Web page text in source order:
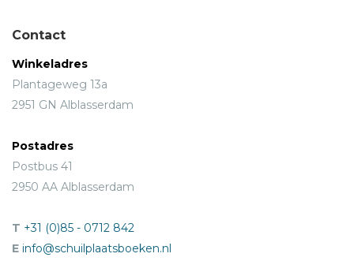
Contact
Winkeladres
Plantageweg 13a
2951 GN Alblasserdam
Postadres
Postbus 41
2950 AA Alblasserdam
T +31 (0)85 - 0712 842
E info@schuilplaatsboeken.nl